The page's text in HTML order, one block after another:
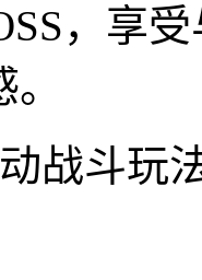
，享
战斗玩